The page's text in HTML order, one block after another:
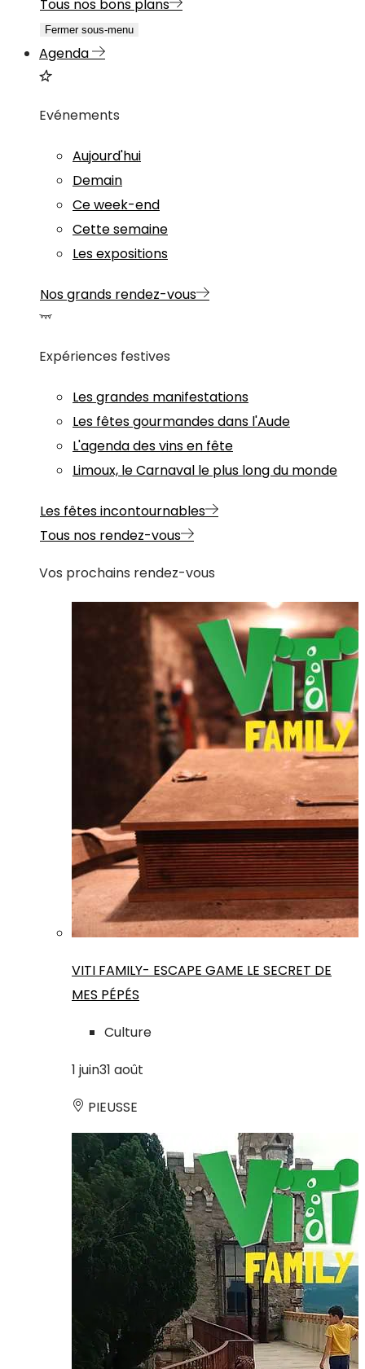
Tous nos bons plans
Fermer sous-menu
Agenda
Evénements
Aujourd'hui
Demain
Ce week-end
Cette semaine
Les expositions
Nos grands rendez-vous
Expériences festives
Les grandes manifestations
Les fêtes gourmandes dans l'Aude
L'agenda des vins en fête
Limoux, le Carnaval le plus long du monde
Les fêtes incontournables
Tous nos rendez-vous
Vos prochains rendez-vous
VITI FAMILY- ESCAPE GAME LE SECRET DE
MES PÉPÉS
Culture
1 juin31 août
PIEUSSE